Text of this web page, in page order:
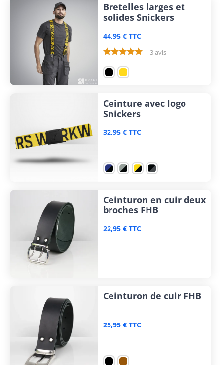
Bretelles larges et
solides Snickers
44,95 € TTC
3 avis
Ceinture avec logo
Snickers
32,95 € TTC
Ceinturon en cuir deux
broches FHB
22,95 € TTC
Ceinturon de cuir FHB
25,95 € TTC